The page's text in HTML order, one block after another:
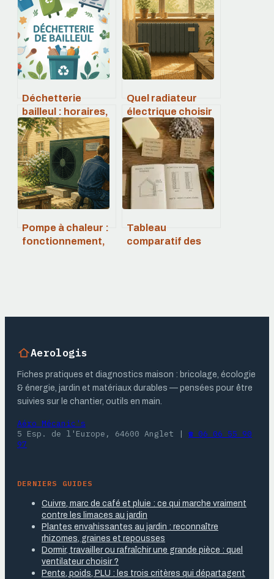
Déchetterie
bailleul : horaires,
accès, tarifs et
conseils pratiques
Quel radiateur
électrique choisir
en 2026 : confort
thermique,
économies
d’énergie et
technologie
durable
Pompe à chaleur :
fonctionnement,
Tableau
comparatif des
Aerologis
Fiches pratiques et diagnostics maison : bricolage, écologie
& énergie, jardin et matériaux durables — pensées pour être
suivies sur le chantier, outils en main.
Aéro Mécanic's
5 Esp. de l'Europe, 64600 Anglet | ☎ 06 06 55 90
97
DERNIERS GUIDES
Cuivre, marc de café et pluie : ce qui marche vraiment
contre les limaces au jardin
Plantes envahissantes au jardin : reconnaître
rhizomes, graines et repousses
Dormir, travailler ou rafraîchir une grande pièce : quel
ventilateur choisir ?
Pente, poids, PLU : les trois critères qui départagent